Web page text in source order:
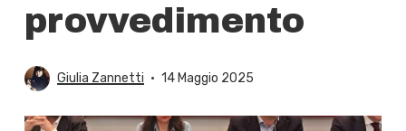
provvedimento
Giulia Zannetti 14 Maggio 2025